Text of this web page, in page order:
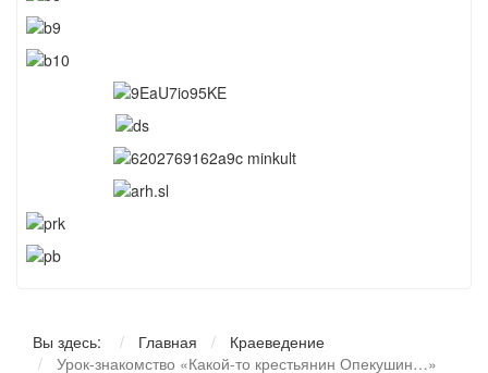
Вы здесь: Главная
Краеведение
Урок-знакомство «Какой-то крестьянин Опекушин…»